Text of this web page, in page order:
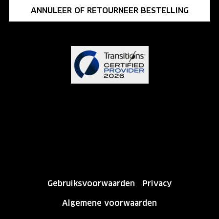
ANNULEER OF RETOURNEER BESTELLING
Gebruiksvoorwaarden
Privacy
Algemene voorwaarden